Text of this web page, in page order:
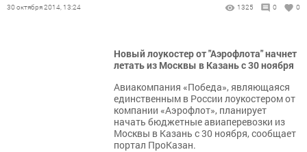
30 октября 2014, 13:24 1325 0 0
Новый лоукостер от "Аэрофлота" начнет
летать из Москвы в Казань с 30 ноября
Авиакомпания «Победа», являющаяся
единственным в России лоукостером от
компании «Аэрофлот», планирует
начать бюджетные авиаперевозки из
Москвы в Казань с 30 ноября, сообщает
портал ПроКазан.